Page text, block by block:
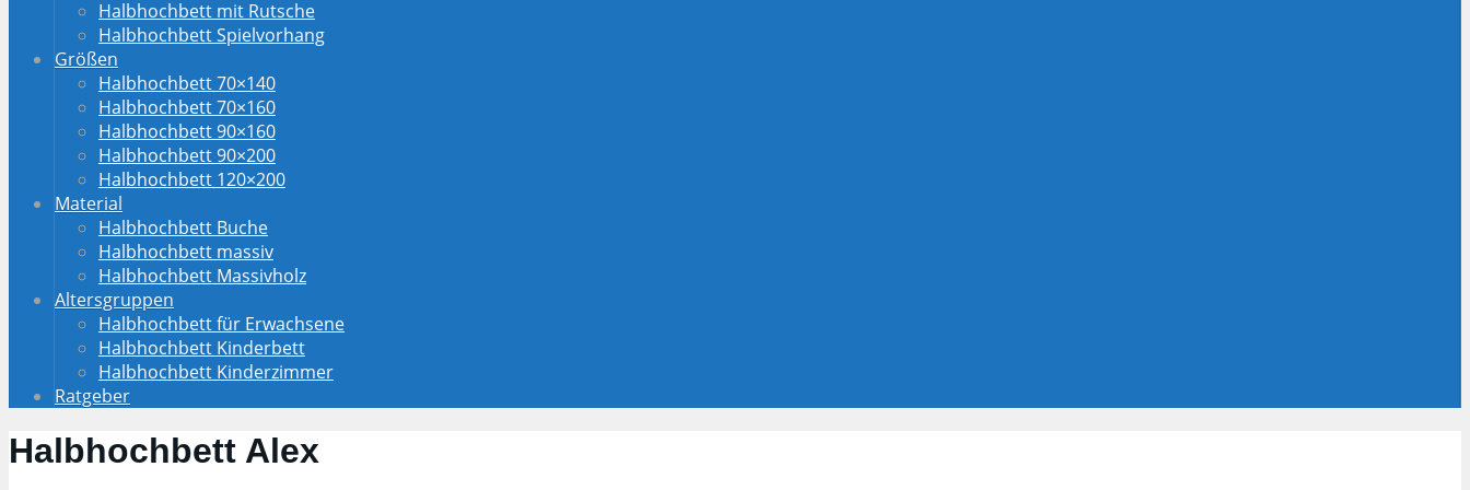
Halbhochbett mit Rutsche
Halbhochbett Spielvorhang
Größen
Halbhochbett 70×140
Halbhochbett 70×160
Halbhochbett 90×160
Halbhochbett 90×200
Halbhochbett 120×200
Material
Halbhochbett Buche
Halbhochbett massiv
Halbhochbett Massivholz
Altersgruppen
Halbhochbett für Erwachsene
Halbhochbett Kinderbett
Halbhochbett Kinderzimmer
Ratgeber
Halbhochbett Alex